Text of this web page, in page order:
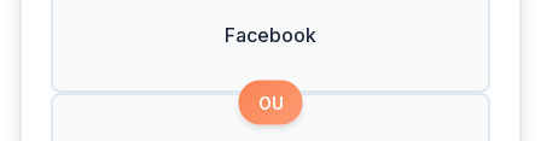
Facebook
OU